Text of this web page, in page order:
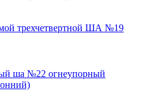
трехчетвертной ША №19